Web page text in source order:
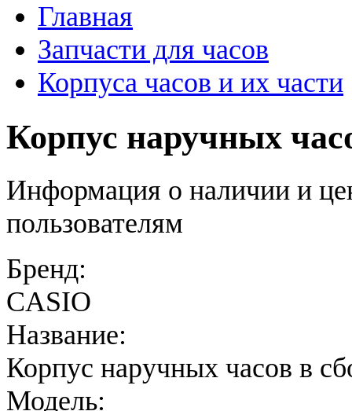
Главная
Запчасти для часов
Корпуса часов и их части
Корпус наручных
Информация о наличии и
пользователям
Бренд:
CASIO
Название:
Корпус наручных часов в
Модель: